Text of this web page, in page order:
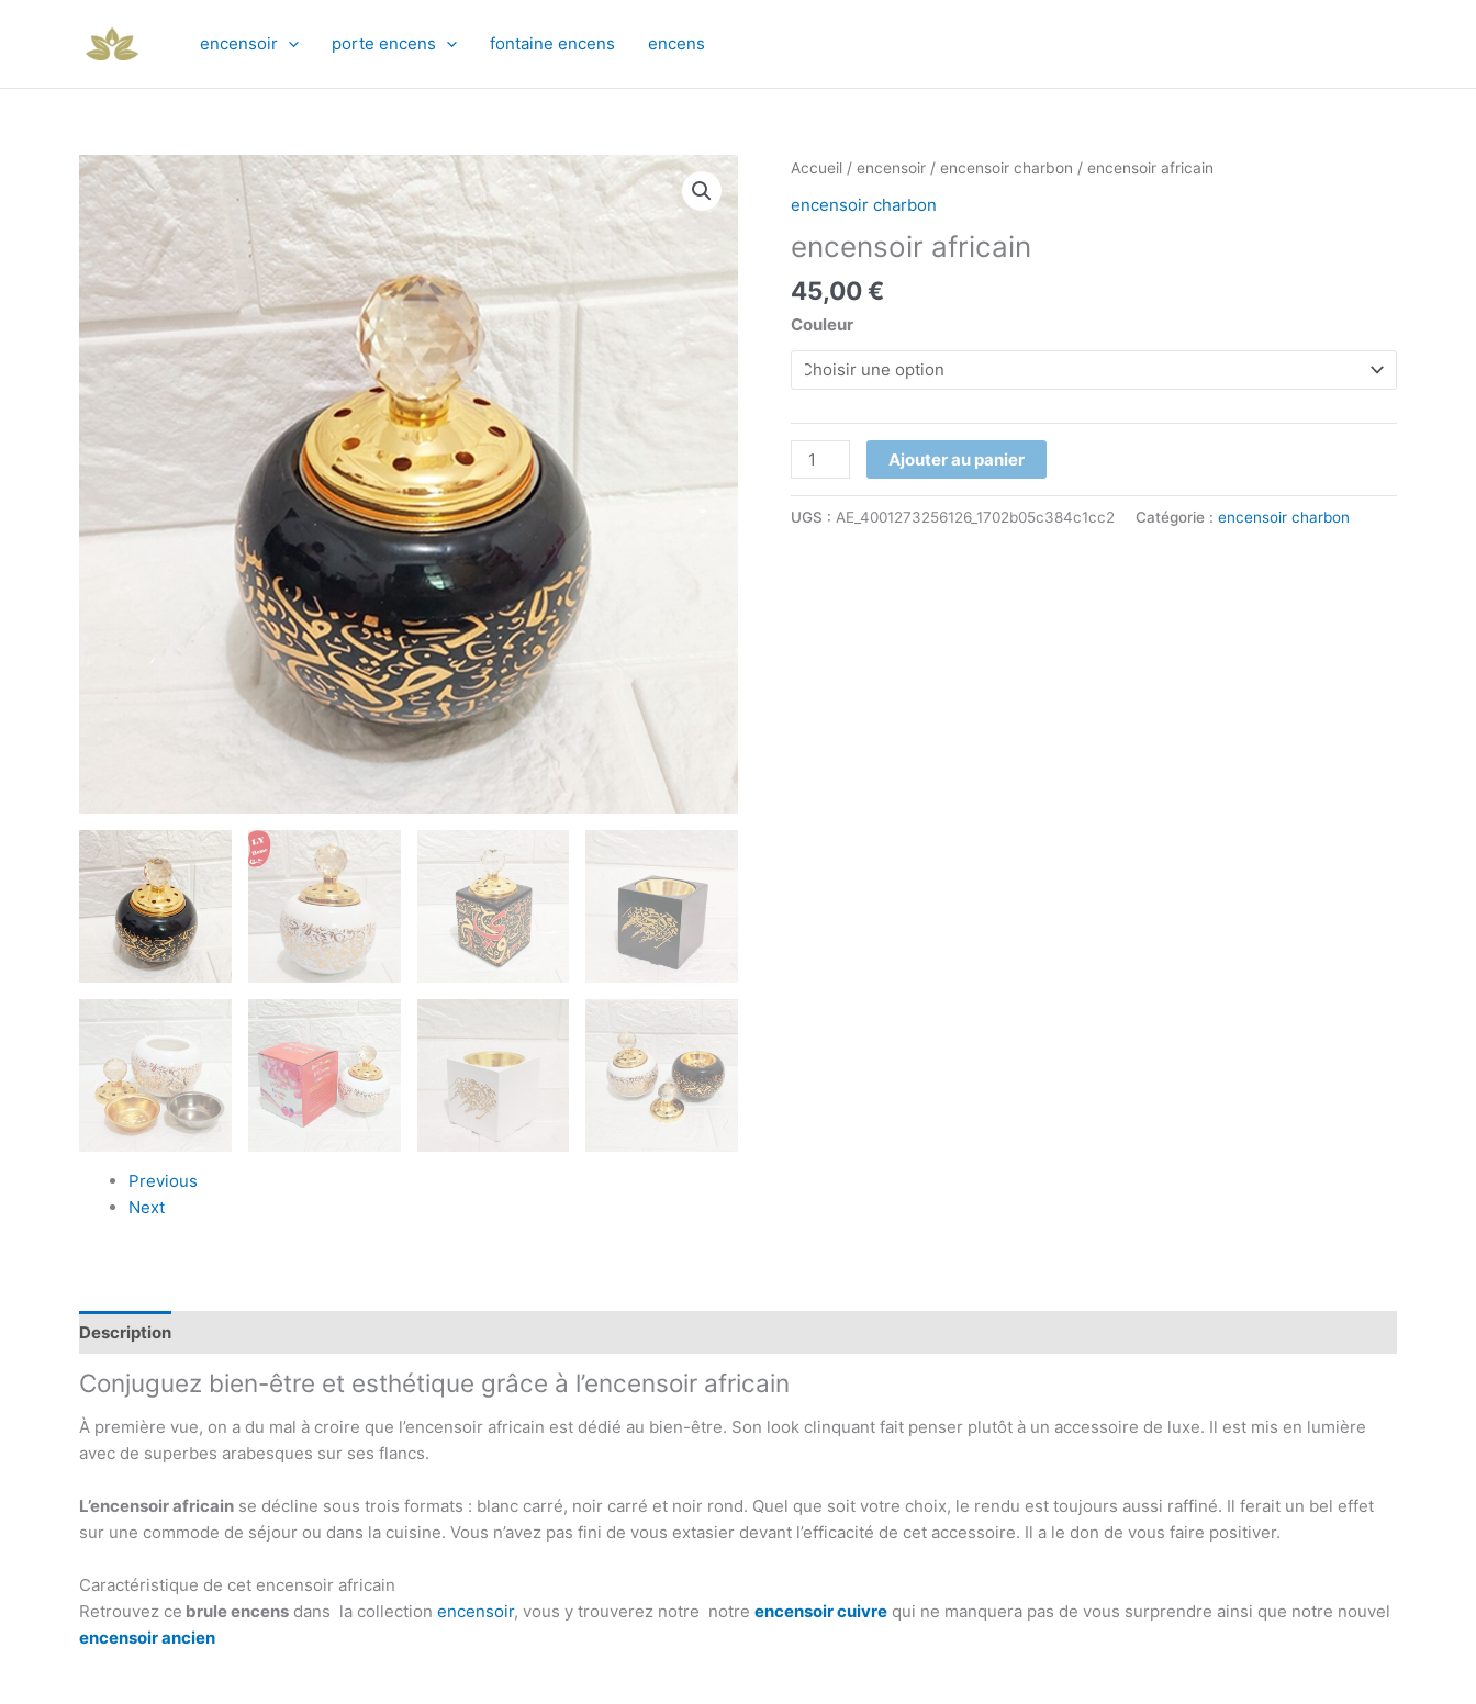
encensoir porte encens fontaine encens encens
Previous
Next
Accueil / encensoir / encensoir charbon / encensoir africain
encensoir charbon
encensoir africain
45,00€
Couleur
quantité
encensoir
africain
Ajouter au panier
UGS : AE_4001273256126_1702b05c384c1cc2 Catégorie : encensoir charbon
Description
Conjuguez bien-être et esthétique grâce à l’encensoir africain
À première vue, on a du mal à croire que l’encensoir africain est dédié au bien-être. Son look clinquant fait penser plutôt à un accessoire de luxe. Il est mis en lumière
avec de superbes arabesques sur ses flancs.
L’encensoir africain se décline sous trois formats : blanc carré, noir carré et noir rond. Quel que soit votre choix, le rendu est toujours aussi raffiné. Il ferait un bel effet
sur une commode de séjour ou dans la cuisine. Vous n’avez pas fini de vous extasier devant l’efficacité de cet accessoire. Il a le don de vous faire positiver.
Caractéristique de cet encensoir africain
Retrouvez ce brule encens dans la collection encensoir, vous y trouverez notre notre encensoir cuivre qui ne manquera pas de vous surprendre ainsi que notre nouvel
encensoir ancien